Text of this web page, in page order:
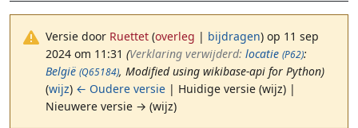
Versie door Ruettet (overleg | bijdragen) op 11 sep
2024 om 11:31 (‎Verklaring verwijderd: locatie (P62):
België (Q65184), Modified using wikibase-api for Python)
(wijz) ← Oudere versie | Huidige versie (wijz) |
Nieuwere versie → (wijz)